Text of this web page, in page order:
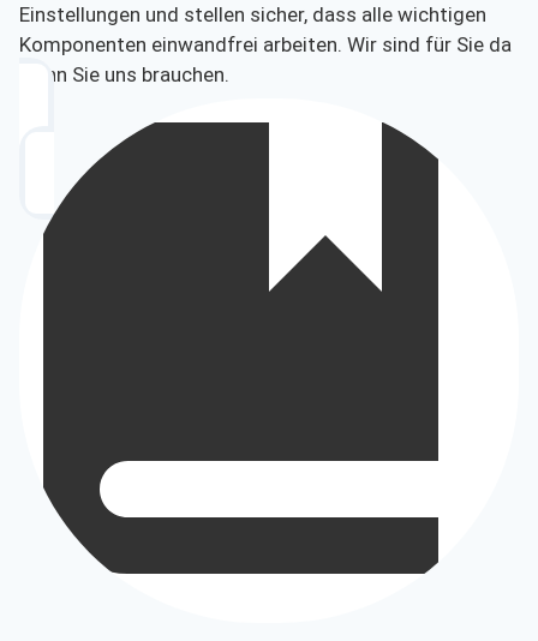
Einstellungen und stellen sicher, dass alle wichtigen
Komponenten einwandfrei arbeiten. Wir sind für Sie da
wenn Sie uns brauchen.